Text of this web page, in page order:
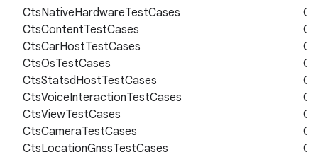
CtsNativeHardwareTestCases
CtsContentTestCases
CtsCarHostTestCases
CtsOsTestCases
CtsStatsdHostTestCases
CtsVoiceInteractionTestCases
CtsViewTestCases
CtsCameraTestCases
CtsLocationGnssTestCases